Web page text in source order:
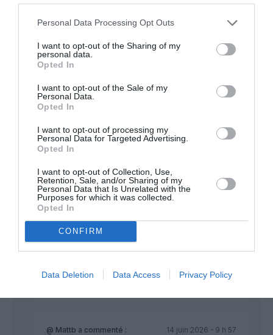
Personal Data Processing Opt Outs
I want to opt-out of the Sharing of my
personal data.
Opted In
I want to opt-out of the Sale of my
Personal Data.
Opted In
I want to opt-out of processing my
Personal Data for Targeted Advertising.
Opted In
I want to opt-out of Collection, Use,
Retention, Sale, and/or Sharing of my
Personal Data that Is Unrelated with the
Purposes for which it was collected.
Opted In
CONFIRM
Data Deletion Data Access Privacy Policy
voyage une correspondance en
jours de fonctionnement du vol.
Filoustylea commenté :
14 juin 2026 - 9 h 16
Je vois pas ou est le problème en bi couloir vous
n’utiliser qu’un seul couloir toutes façons, mis a part
le A330 en 2x4x2 tous les nouveaux modules gros
porteur bi couloir sont en configuration sièges
sièges a coté de vous.
Après plusieurs mois d’exploitation sur d’autres
compagnies je n’ai pas entendu grand monde s’en
@ Mattb a commenté :
14 juin 2026 - 9 h 57